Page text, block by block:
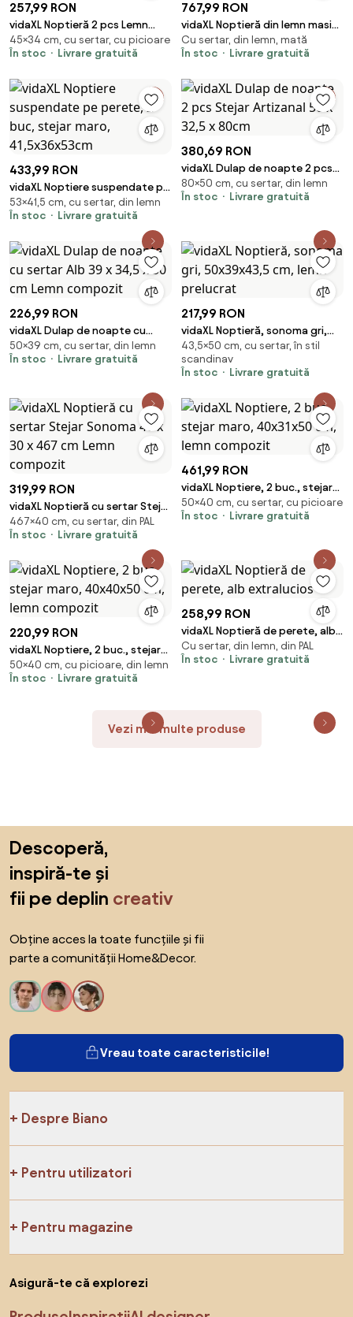
257,99 RON
vidaXL Noptieră 2 pcs Lemn
vechi 34 x 35,5 x 45 cm Lemn
compozit
45×34 cm, cu sertar, cu picioare
În stoc
Livrare gratuită
767,99 RON
vidaXL Noptieră din lemn masiv
de mango, turcoaz, pictată
manual
Cu sertar, din lemn, mată
În stoc
Livrare gratuită
433,99 RON
vidaXL Noptiere suspendate pe
perete, 2 buc, stejar maro,
41,5x36x53cm
53×41,5 cm, cu sertar, din lemn
În stoc
Livrare gratuită
380,69 RON
vidaXL Dulap de noapte 2 pcs
Stejar Artizanal 50 x 32,5 x
80cm
80×50 cm, cu sertar, din lemn
În stoc
Livrare gratuită
226,99 RON
vidaXL Dulap de noapte cu
sertar Alb 39 x 34,5 x 50 cm
Lemn compozit
50×39 cm, cu sertar, din lemn
În stoc
Livrare gratuită
217,99 RON
vidaXL Noptieră, sonoma gri,
50x39x43,5 cm, lemn prelucrat
43,5×50 cm, cu sertar, în stil
scandinav
În stoc
Livrare gratuită
319,99 RON
vidaXL Noptieră cu sertar Stejar
Sonoma 40 x 30 x 467 cm Lemn
compozit
467×40 cm, cu sertar, din PAL
În stoc
Livrare gratuită
461,99 RON
vidaXL Noptiere, 2 buc., stejar
maro, 40x31x50 cm, lemn
compozit
50×40 cm, cu sertar, cu picioare
În stoc
Livrare gratuită
220,99 RON
vidaXL Noptiere, 2 buc., stejar
maro, 40x40x50 cm, lemn
compozit
50×40 cm, cu picioare, din lemn
În stoc
Livrare gratuită
258,99 RON
vidaXL Noptieră de perete, alb
extralucios
Cu sertar, din lemn, din PAL
În stoc
Livrare gratuită
Vezi mai multe produse
Descoperă,
inspiră-te și
fii pe deplin creativ
Obține acces la toate funcțiile și fii
parte a comunității Home&Decor.
Vreau toate caracteristicile!
Despre Biano
Pentru utilizatori
Pentru magazine
Asigură-te că explorezi